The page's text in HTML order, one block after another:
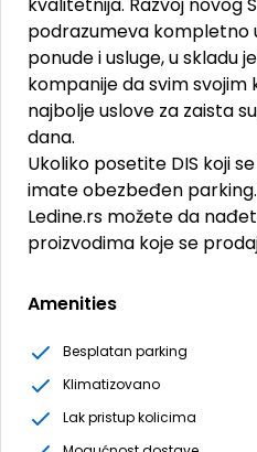
podrazumeva kompletno
ponude i usluge, u skladu
kompanije da svim
najbolje uslove za zaista
dana.
Ukoliko posetite DIS koji
imate obezbeđen
Ledine.rs možete da
proizvodima koje se
Amenities
Besplatan parking
Klimatizovano
Lak pristup kolicima